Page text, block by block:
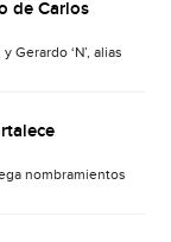
de Carlos
Gerardo ‘N’, alias
nombramientos